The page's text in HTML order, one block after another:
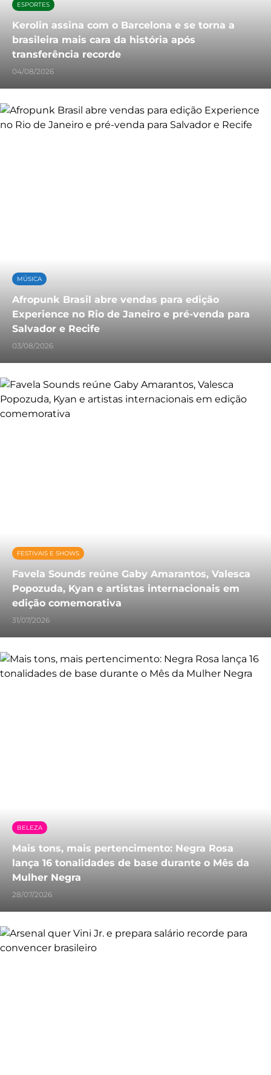
ESPORTES
Kerolin assina com o Barcelona e se torna a
brasileira mais cara da história após
transferência recorde
04/08/2026
MÚSICA
Afropunk Brasil abre vendas para edição
Experience no Rio de Janeiro e pré-venda para
Salvador e Recife
03/08/2026
FESTIVAIS E SHOWS
Favela Sounds reúne Gaby Amarantos, Valesca
Popozuda, Kyan e artistas internacionais em
edição comemorativa
31/07/2026
BELEZA
Mais tons, mais pertencimento: Negra Rosa
lança 16 tonalidades de base durante o Mês da
Mulher Negra
28/07/2026